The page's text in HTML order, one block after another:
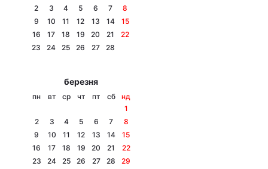
2
3 4 5 6 7
8
9
10 11 12 13 14
15
16
17 18 19 20 21
22
23
24 25 26 27 28
березня
пн вт ср чт пт сб
нд
1
2
3 4 5 6 7
8
9
10 11 12 13 14
15
16
17 18 19 20 21
22
23
24 25 26 27 28
29